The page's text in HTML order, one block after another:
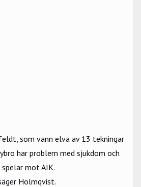
som vann elva av 13 tekningar
har problem med sjukdom och
mot AIK.
Holmqvist.